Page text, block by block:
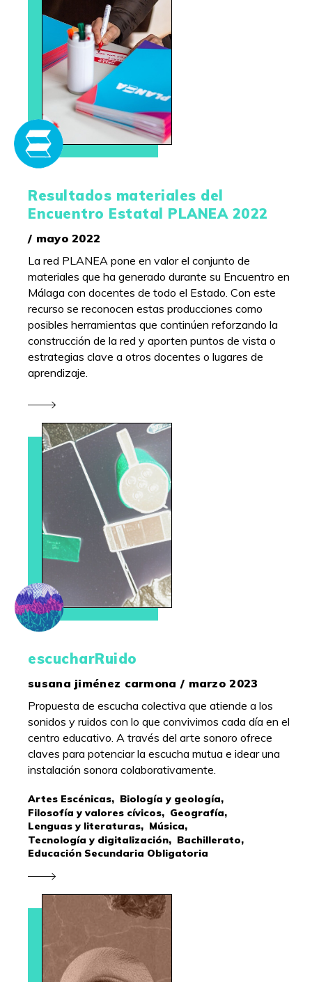
Resultados materiales del
Encuentro Estatal PLANEA 2022
/ mayo 2022
La red PLANEA pone en valor el conjunto de
materiales que ha generado durante su Encuentro en
Málaga con docentes de todo el Estado. Con este
recurso se reconocen estas producciones como
posibles herramientas que continúen reforzando la
construcción de la red y aporten puntos de vista o
estrategias clave a otros docentes o lugares de
aprendizaje.
escucharRuido
susana jiménez carmona / marzo 2023
Propuesta de escucha colectiva que atiende a los
sonidos y ruidos con lo que convivimos cada día en el
centro educativo. A través del arte sonoro ofrece
claves para potenciar la escucha mutua e idear una
instalación sonora colaborativamente.
Artes Escénicas, Biología y geología,
Filosofía y valores cívicos, Geografía,
Lenguas y literaturas, Música,
Tecnología y digitalización, Bachillerato,
Educación Secundaria Obligatoria